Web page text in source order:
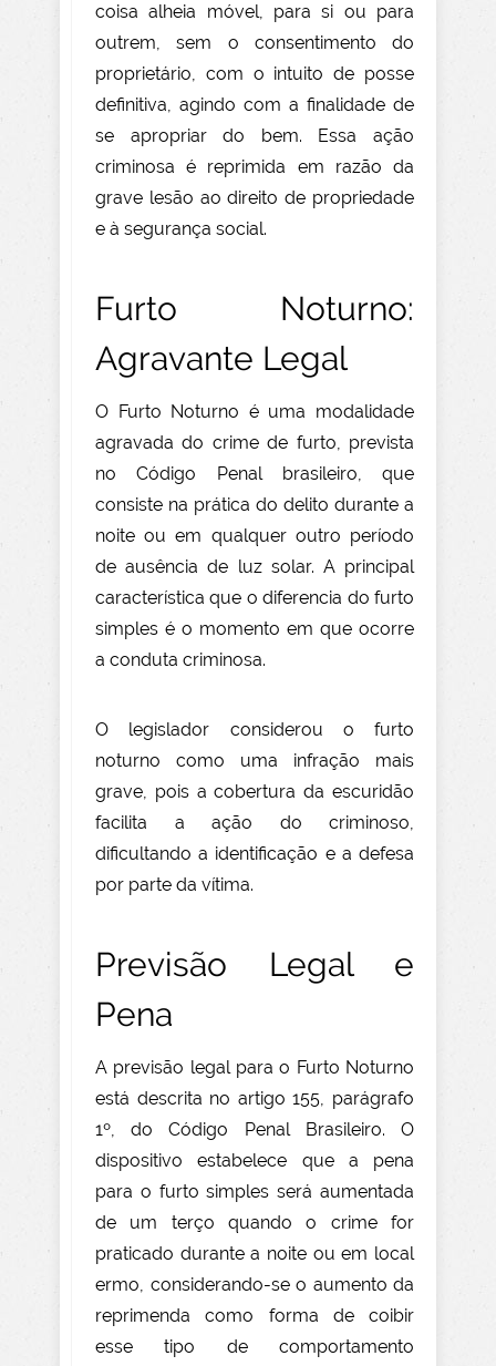
coisa alheia móvel, para si ou para
outrem, sem o consentimento do
proprietário, com o intuito de posse
definitiva, agindo com a finalidade de
se apropriar do bem. Essa ação
criminosa é reprimida em razão da
grave lesão ao direito de propriedade
e à segurança social.
Furto Noturno:
Agravante Legal
O Furto Noturno é uma modalidade
agravada do crime de furto, prevista
no Código Penal brasileiro, que
consiste na prática do delito durante a
noite ou em qualquer outro período
de ausência de luz solar. A principal
característica que o diferencia do furto
simples é o momento em que ocorre
a conduta criminosa.
O legislador considerou o furto
noturno como uma infração mais
grave, pois a cobertura da escuridão
facilita a ação do criminoso,
dificultando a identificação e a defesa
por parte da vítima.
Previsão Legal e
Pena
A previsão legal para o Furto Noturno
está descrita no artigo 155, parágrafo
1º, do Código Penal Brasileiro. O
dispositivo estabelece que a pena
para o furto simples será aumentada
de um terço quando o crime for
praticado durante a noite ou em local
ermo, considerando-se o aumento da
reprimenda como forma de coibir
esse tipo de comportamento